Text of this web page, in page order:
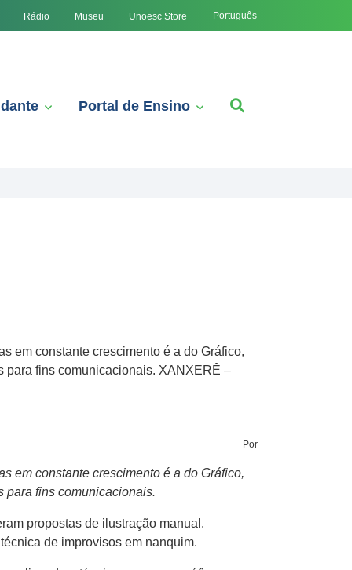
Rádio Museu Unoesc Store Português
Portal de Ensino
em constante crescimento é a do Gráfico,
para fins comunicacionais. XANXERÊ –
Por
em constante crescimento é a do Gráfico,
para fins comunicacionais.
propostas de ilustração manual.
de improvisos em nanquim.